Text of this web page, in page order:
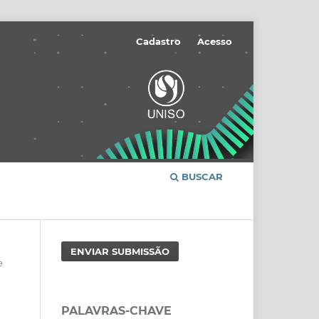
BUSCAR
Cadastro Acesso
ENVIAR SUBMISSÃO
PALAVRAS-CHAVE